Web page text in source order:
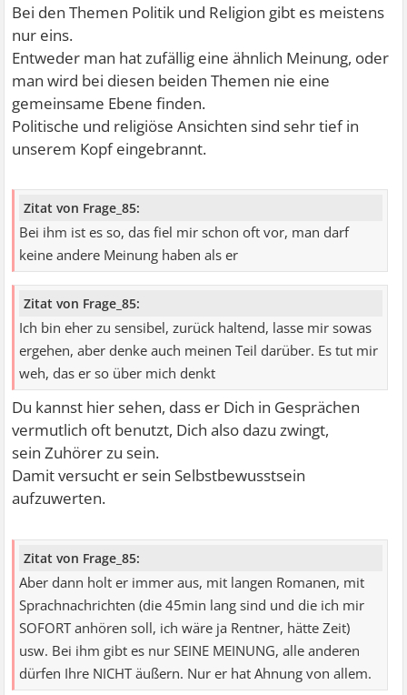
Bei den Themen Politik und Religion gibt es meistens
nur eins.
Entweder man hat zufällig eine ähnlich Meinung, oder
man wird bei diesen beiden Themen nie eine
gemeinsame Ebene finden.
Politische und religiöse Ansichten sind sehr tief in
unserem Kopf eingebrannt.
Zitat von Frage_85:
Bei ihm ist es so, das fiel mir schon oft vor, man darf
keine andere Meinung haben als er
Zitat von Frage_85:
Ich bin eher zu sensibel, zurück haltend, lasse mir sowas
ergehen, aber denke auch meinen Teil darüber. Es tut mir
weh, das er so über mich denkt
Du kannst hier sehen, dass er Dich in Gesprächen
vermutlich oft benutzt, Dich also dazu zwingt,
sein Zuhörer zu sein.
Damit versucht er sein Selbstbewusstsein
aufzuwerten.
Zitat von Frage_85:
Aber dann holt er immer aus, mit langen Romanen, mit
Sprachnachrichten (die 45min lang sind und die ich mir
SOFORT anhören soll, ich wäre ja Rentner, hätte Zeit)
usw. Bei ihm gibt es nur SEINE MEINUNG, alle anderen
dürfen Ihre NICHT äußern. Nur er hat Ahnung von allem.